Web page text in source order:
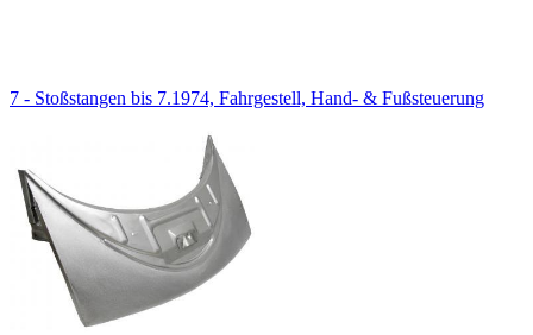
7 - Stoßstangen bis 7.1974, Fahrgestell, Hand- & Fußsteuerung